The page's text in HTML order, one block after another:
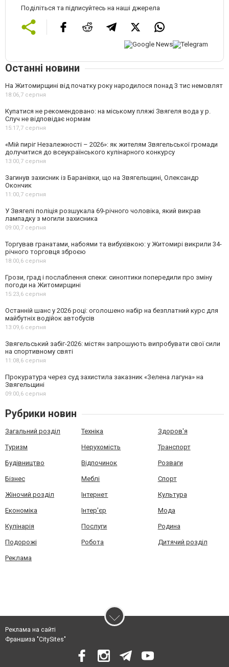
Поділіться та підписуйтесь на наші джерела
Останні новини
На Житомирщині від початку року народилося понад 3 тис немовлят
18:06,7 серпня
Купатися не рекомендовано: на міському пляжі Звягеля вода у р.
Случ не відповідає нормам
15:17,7 серпня
«Мій пиріг Незалежності – 2026»: як жителям Звягельської громади
долучитися до всеукраїнського кулінарного конкурсу
13:00,7 серпня
Загинув захисник із Баранівки, що на Звягельщині, Олександр
Окончик
11:00,7 серпня
У Звягелі поліція розшукала 69-річного чоловіка, який викрав
лампадку з могили захисника
09:00,7 серпня
Торгував гранатами, набоями та вибухівкою: у Житомирі викрили 34-
річного торговця зброєю
18:00,6 серпня
Грози, град і послаблення спеки: синоптики попередили про зміну
погоди на Житомирщині
15:23,6 серпня
Останній шанс у 2026 році: оголошено набір на безплатний курс для
майбутніх водійок автобусів
13:09,6 серпня
Звягельський забіг-2026: містян запрошують випробувати свої сили
на спортивному святі
11:08,6 серпня
Прокуратура через суд захистила заказник «Зелена лагуна» на
Звягельщині
09:00,6 серпня
Рубрики новин
Загальний розділ Техніка Здоров'я
Туризм Нерухомість Транспорт
Будівництво Відпочинок Розваги
Бізнес Меблі Спорт
Жіночий розділ Інтернет Культура
Економіка Інтер'єр Мода
Кулінарія Послуги Родина
Подорожі Робота Дитячий розділ
Реклама
Реклама на сайті
Франшиза "CitySites"